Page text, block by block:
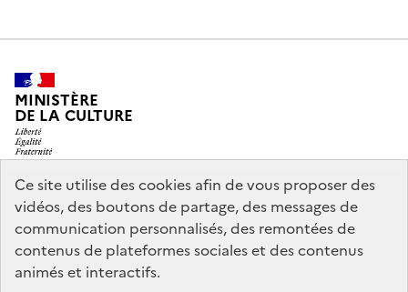
Ce site utilise des cookies afin de vous proposer des
vidéos, des boutons de partage, des messages de
communication personnalisés, des remontées de
contenus de plateformes sociales et des contenus
animés et interactifs.
MINISTÈRE
DE LA CULTURE
legifrance.gouv.fr
info.gouv.fr
service-public.gouv.fr
data.gouv.fr